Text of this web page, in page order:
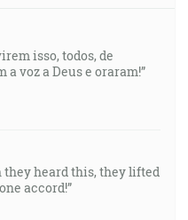
isso, todos, de
voz a Deus e oraram!”
they heard this, they lifted
accord!”